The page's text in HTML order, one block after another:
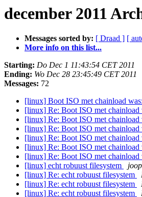
december 2011
Messages sorted by: [ Draad ] [
More info on this list...
Starting: Do Dec 1 11:43:54 CET 2011
Ending: Wo Dec 28 23:45:49 CET 2011
Messages: 72
[linux] Boot ISO met chainload
[linux] Re: Boot ISO met chainload
[linux] Re: Boot ISO met chainload
[linux] Re: Boot ISO met chainload
[linux] Re: Boot ISO met chainload
[linux] Re: Boot ISO met chainload
[linux] Re: Boot ISO met chainload
[linux] echt robuust filesystem
[linux] Re: echt robuust filesystem
[linux] Re: echt robuust filesystem
[linux] Re: echt robuust filesystem